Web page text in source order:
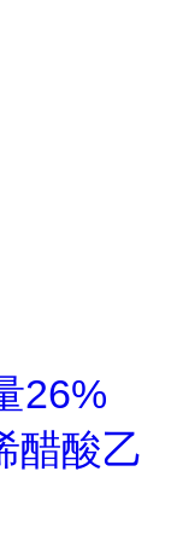
26%
醋酸乙